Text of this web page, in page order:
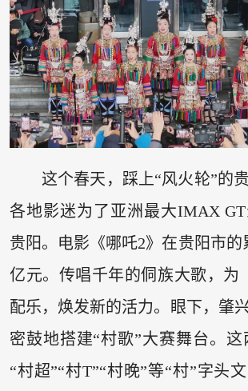
这个春天，踩上“风火轮”的
各地影迷为了亚洲最大IMAX
贵阳。电影《哪吒2》在贵阳市的
亿元。传唱千年的侗族大歌，为
配乐，焕发新的活力。眼下，肇
密鼓地搭建“村歌”大赛舞台。这
“村超”“村T”“村晚”等“村”字头